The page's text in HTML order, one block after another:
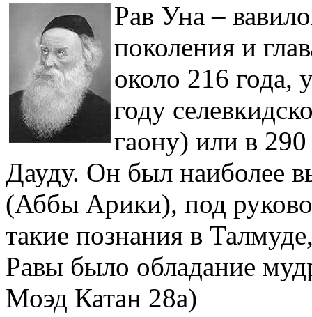
Рав Уна –
поколения и
около 216 года,
году
гаону) или в
Дауду. Он был наиболее
(Аббы Арики), под
такие познания в
Равы было обладание
Моэд Катан 28а)